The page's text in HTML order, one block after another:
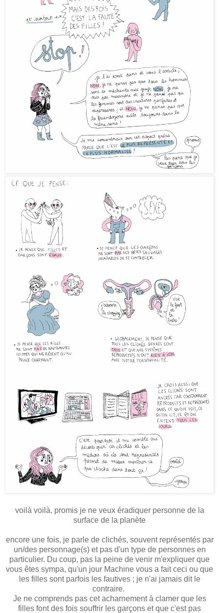
voilà voilà, promis je ne veux éradiquer personne de la
surface de la planète
encore une fois, je parle de clichés, souvent représentés par
un/des personnage(s) et pas d'un type de personnes en
particulier. Du coup, pas la peine de venir m'expliquer que
vous êtes sympa, qu'un jour Machine vous a fait ceci ou que
les filles sont parfois les fautives ; je n'ai jamais dit le
contraire.
Je ne comprends pas cet acharnement à clamer que les
filles font des fois souffrir les garçons et que c'est pas